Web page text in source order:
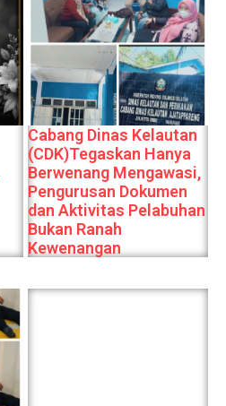
Cabang Dinas Kelautan
(CDK)Tegaskan Hanya
Berwenang Mengawasi,
Pengurusan Dokumen
dan Aktivitas Pelabuhan
Bukan Ranah
Kewenangan